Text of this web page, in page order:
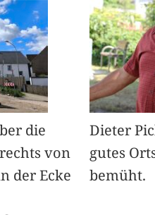
die
von
der Ecke
Dieter
gutes
bemüht.